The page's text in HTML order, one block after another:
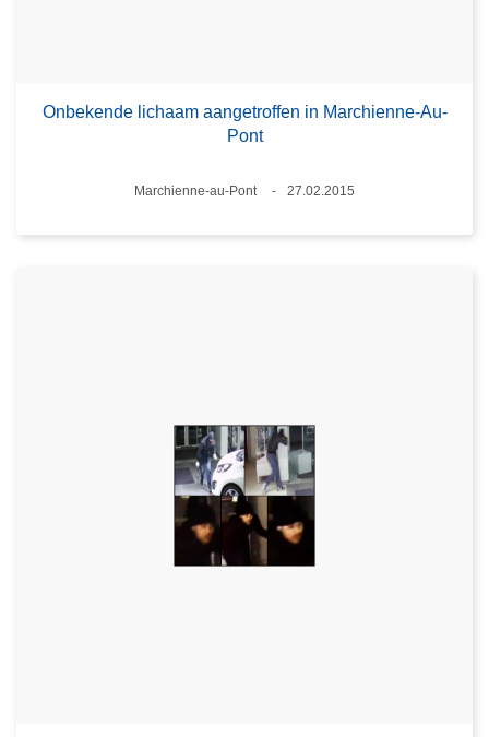
Onbekende lichaam aangetroffen in Marchienne-Au-
Pont
Plaats
Marchienne-au-Pont
27.02.2015